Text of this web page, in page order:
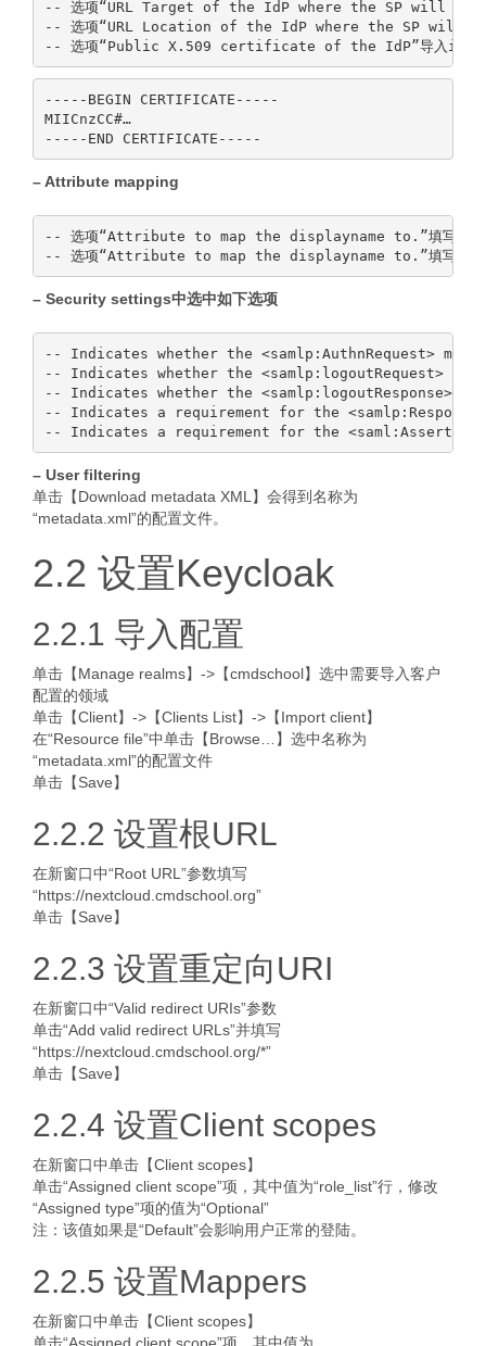
-- 选项“URL Target of the IdP where the SP will
-- 选项“URL Location of the IdP where the SP will
-----BEGIN CERTIFICATE-----
MIICnzCC#…
– Attribute mapping
-- 选项“Attribute to map the displayname to.”填写
– Security settings中选中如下选项
-- Indicates whether the <samlp:AuthnRequest>
-- Indicates whether the <samlp:logoutRequest>
-- Indicates whether the <samlp:logoutResponse>
-- Indicates a requirement for the
– User filtering
单击【Download metadata XML】会得到名称为
“metadata.xml”的配置文件。
2.2 设置Keycloak
2.2.1 导入配置
单击【Manage realms】->【cmdschool】选中需要导入客户
配置的领域
单击【Client】->【Clients List】->【Import client】
在“Resource file”中单击【Browse…】选中名称为
“metadata.xml”的配置文件
单击【Save】
2.2.2 设置根URL
在新窗口中“Root URL”参数填写
“https://nextcloud.cmdschool.org”
单击【Save】
2.2.3 设置重定向URI
在新窗口中“Valid redirect URIs”参数
单击“Add valid redirect URLs”并填写
“https://nextcloud.cmdschool.org/*”
单击【Save】
2.2.4 设置Client scopes
在新窗口中单击【Client scopes】
单击“Assigned client scope”项，其中值为“role_list”行，修改
“Assigned type”项的值为“Optional”
注：该值如果是“Default”会影响用户正常的登陆。
2.2.5 设置Mappers
在新窗口中单击【Client scopes】